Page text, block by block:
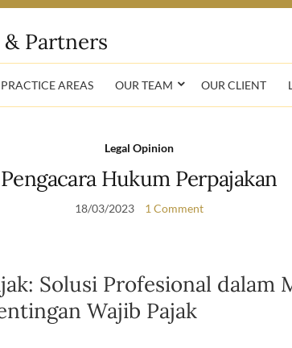
PRACTICE AREAS OUR TEAM OUR CLIENT
Legal Opinion
Pengacara Hukum Perpajakan
18/03/2023 1 Comment
Solusi Profesional dalam
Wajib Pajak